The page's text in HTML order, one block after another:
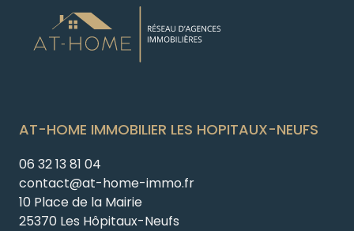
AT-HOME IMMOBILIER LES HOPITAUX-NEUFS
06 32 13 81 04
contact@at-home-immo.fr
10 Place de la Mairie
25370 Les Hôpitaux-Neufs